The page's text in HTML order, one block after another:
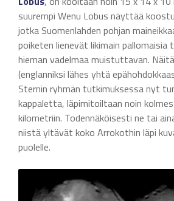
suurempi Wenu Lobus näyttää
jotka Suomenlahden pohjan
poiketen lienevät likimain pallomaisia
hieman vadelmaa muistuttavan.
(englanniksi lähes yhtä
Sternin ryhmän tutkimuksessa nyt
kappaletta, läpimitoiltaan noin
kilometriin. Todennäköisesti ne tai
niistä yltävät koko Arrokothin läpi
puolelle.